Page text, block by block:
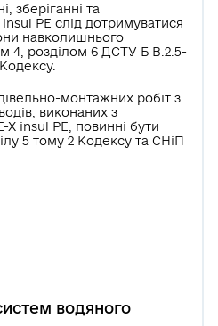
зберіганні та
РЕ слід дотримуватися
навколишнього
4, розділом 6 ДСТУ Б В.2.5-
монтажних робіт з
виконаних з
Х insul РЕ, повинні бути
5 тому 2 Кодексу та СНіП
водяного